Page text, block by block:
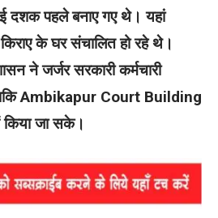
दशक पहले बनाए गए थे। यहां
के घर संचालित हो रहे थे।
ने जर्जर सरकारी कर्मचारी
Ambikapur Court Building
किया जा सके।